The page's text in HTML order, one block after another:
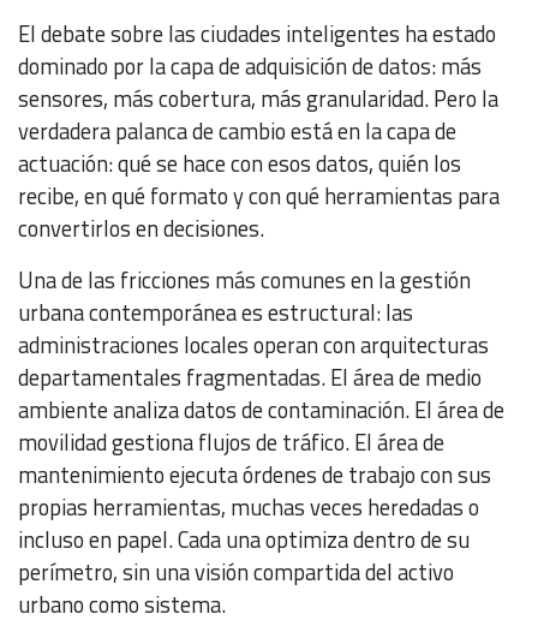
El debate sobre las ciudades inteligentes ha estado
dominado por la capa de adquisición de datos: más
sensores, más cobertura, más granularidad. Pero la
verdadera palanca de cambio está en la capa de
actuación: qué se hace con esos datos, quién los
recibe, en qué formato y con qué herramientas para
convertirlos en decisiones.
Una de las fricciones más comunes en la gestión
urbana contemporánea es estructural: las
administraciones locales operan con arquitecturas
departamentales fragmentadas. El área de medio
ambiente analiza datos de contaminación. El área de
movilidad gestiona flujos de tráfico. El área de
mantenimiento ejecuta órdenes de trabajo con sus
propias herramientas, muchas veces heredadas o
incluso en papel. Cada una optimiza dentro de su
perímetro, sin una visión compartida del activo
urbano como sistema.